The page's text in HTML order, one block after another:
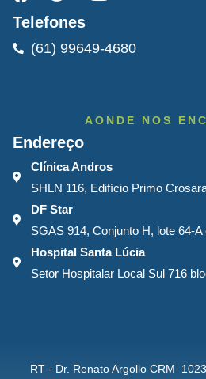
Telefones
(61) 99649-4680
AONDE NOS
Endereço
Clínica Andros
SHLN 116, Edifício Primo
DF Star
SGAS 914, Conjunto H, lote 64-A
Hospital Santa Lúcia
Setor Hospitalar Local Sul 716
RT - Dr. Renato Argollo CRM